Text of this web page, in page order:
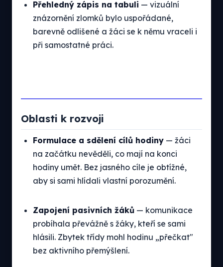
Přehledný zápis na tabuli — vizuální
znázornění zlomků bylo uspořádané,
barevně odlišené a žáci se k němu vraceli i
při samostatné práci.
Oblasti k rozvoji
Formulace a sdělení cílů hodiny — žáci
na začátku nevěděli, co mají na konci
hodiny umět. Bez jasného cíle je obtížné,
aby si sami hlídali vlastní porozumění.
Zapojení pasivních žáků — komunikace
probíhala převážně s žáky, kteří se sami
hlásili. Zbytek třídy mohl hodinu „přečkat"
bez aktivního přemýšlení.